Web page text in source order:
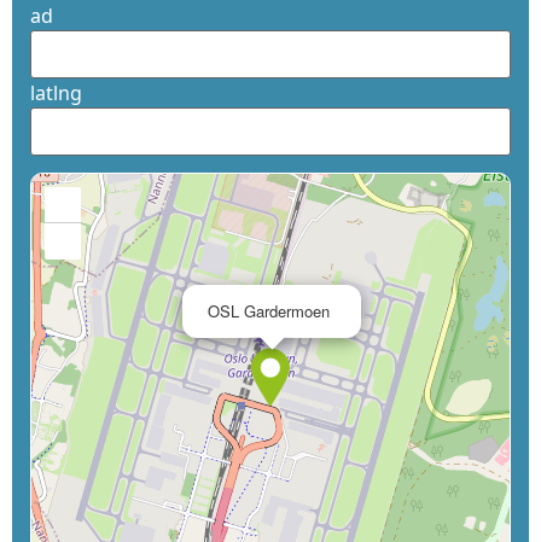
ad
latlng
OSL Gardermoen